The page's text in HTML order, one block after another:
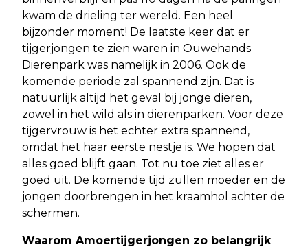
kwam de drieling ter wereld. Een heel
bijzonder moment! De laatste keer dat er
tijgerjongen te zien waren in Ouwehands
Dierenpark was namelijk in 2006. Ook de
komende periode zal spannend zijn. Dat is
natuurlijk altijd het geval bij jonge dieren,
zowel in het wild als in dierenparken. Voor deze
tijgervrouw is het echter extra spannend,
omdat het haar eerste nestje is. We hopen dat
alles goed blijft gaan. Tot nu toe ziet alles er
goed uit. De komende tijd zullen moeder en de
jongen doorbrengen in het kraamhol achter de
schermen.
Waarom Amoertijgerjongen zo belangrijk